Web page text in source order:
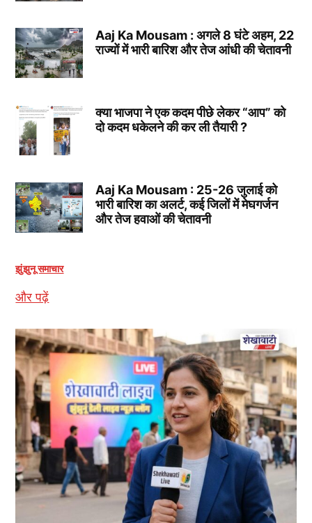
Aaj Ka Mousam : अगले 8 घंटे अहम, 22
राज्यों में भारी बारिश और तेज आंधी की चेतावनी
क्या भाजपा ने एक कदम पीछे लेकर “आप” को
दो कदम धकेलने की कर ली तैयारी ?
Aaj Ka Mousam : 25-26 जुलाई को
भारी बारिश का अलर्ट, कई जिलों में मेघगर्जन
और तेज हवाओं की चेतावनी
झुंझुनू समाचार
और पढ़ें